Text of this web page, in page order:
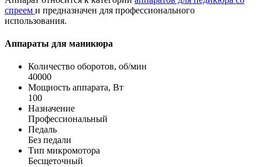
спреем и предназначен для профессионального
использования.
Аппараты для маникюра
Количество оборотов, об/мин
40000
Мощность аппарата, Вт
100
Назначение
Профессиональный
Педаль
Без педали
Тип микромотора
Бесщеточный